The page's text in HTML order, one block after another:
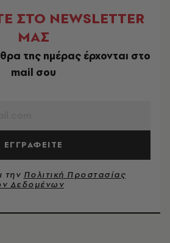
ΣΤΟ NEWSLETTER
ΜΑΣ
της ημέρας έρχονται στο
mail σου
ΕΓΓΡΑΦΕΙΤΕ
την Πολιτική Προστασίας
Δεδομένων